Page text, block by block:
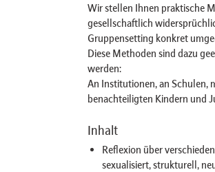
Wir stellen Ihnen praktische
gesellschaftlich
Gruppensetting konkret
Diese Methoden sind dazu
werden:
An Institutionen, an Schulen,
benachteiligten Kindern und
Inhalt
Reflexion über
sexualisiert, strukturell,